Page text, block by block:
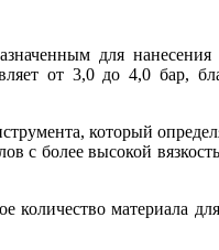
для нанесения
от 3,0 до 4,0 бар,
который
с более высокой
количество материала